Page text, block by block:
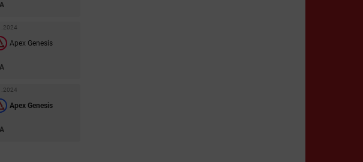
Apex Genesis
Apex Genesis